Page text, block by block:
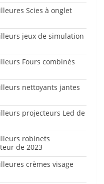
Scies à onglet
jeux de simulation
Fours combinés
nettoyants jantes
projecteurs Led de
robinets
de 2023
crèmes visage